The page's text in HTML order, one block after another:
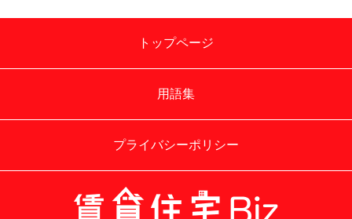
トップページ
用語集
プライバシーポリシー